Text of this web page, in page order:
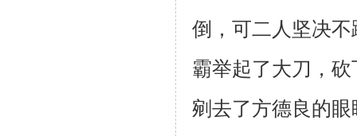
倒，可二人坚决
霸举起了大刀，砍
剜去了方德良的